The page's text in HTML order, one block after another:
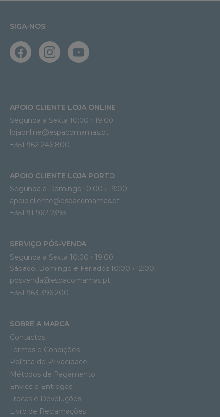
SIGA-NOS
APOIO CLIENTE LOJA ONLINE
Segunda a Sexta 10:00 › 19:00
lojaonline@espacomamas.pt
+351 962 246 800
APOIO CLIENTE LOJA PORTO
Segunda a Domingo 10:00 › 19:00
apoio.cliente@espacomamas.pt
+351 91 962 2393
SERVIÇO PÓS-VENDA
Segunda a Sexta 10:00 › 19:00
Sábado, Domingo e Feriados 10:00 › 12:00
posvenda@espacomamas.pt
+351 963 396 200
SOBRE A MARCA
Contactos
Termos e Condições
Política de Privacidade
Métodos de Pagamento
Envios e Entregas
Trocas e Devoluções
Livro de Reclamações